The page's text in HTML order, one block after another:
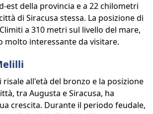
est della provincia e a 22 chilometri
di Siracusa stessa. La posizione di
a 310 metri sul livello del mare,
molto interessante da visitare.
risale all'età del bronzo e la posizione
tra Augusta e Siracusa, ha
crescita. Durante il periodo feudale,